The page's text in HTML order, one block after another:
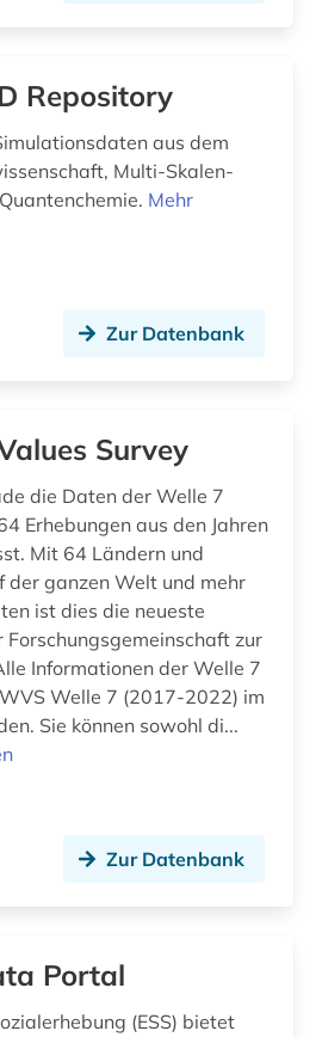
Repository
aus dem
Multi-Skalen-
Mehr
Zur Datenbank
Survey
die Daten der Welle 7
Erhebungen aus den Jahren
Mit 64 Ländern und
der ganzen Welt und mehr
ist dies die neueste
Forschungsgemeinschaft zur
Welle 7 (2017-2022) im
Sie können sowohl di...
Zur Datenbank
Portal
(ESS) bietet